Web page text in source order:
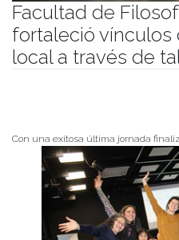
Facultad de
fortaleció
local a través de
Con una exitosa última jornada